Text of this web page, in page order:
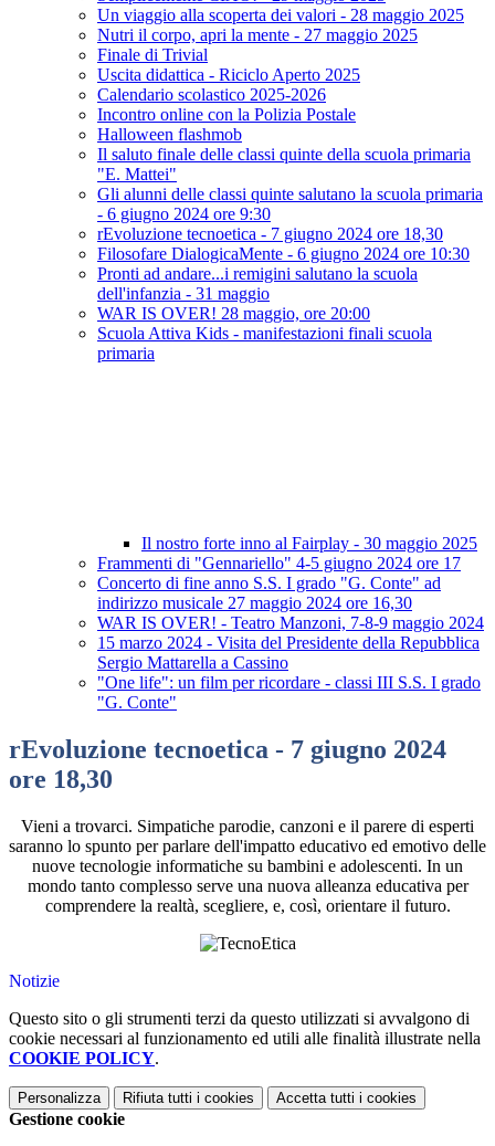
Un viaggio alla scoperta dei valori - 28 maggio 2025
Nutri il corpo, apri la mente - 27 maggio 2025
Finale di Trivial
Uscita didattica - Riciclo Aperto 2025
Calendario scolastico 2025-2026
Incontro online con la Polizia Postale
Halloween flashmob
Il saluto finale delle classi quinte della scuola primaria
"E. Mattei"
Gli alunni delle classi quinte salutano la scuola primaria
- 6 giugno 2024 ore 9:30
rEvoluzione tecnoetica - 7 giugno 2024 ore 18,30
Filosofare DialogicaMente - 6 giugno 2024 ore 10:30
Pronti ad andare...i remigini salutano la scuola
dell'infanzia - 31 maggio
WAR IS OVER! 28 maggio, ore 20:00
Scuola Attiva Kids - manifestazioni finali scuola
primaria
Il nostro forte inno al Fairplay - 30 maggio 2025
Frammenti di "Gennariello" 4-5 giugno 2024 ore 17
Concerto di fine anno S.S. I grado "G. Conte" ad
indirizzo musicale 27 maggio 2024 ore 16,30
WAR IS OVER! - Teatro Manzoni, 7-8-9 maggio 2024
15 marzo 2024 - Visita del Presidente della Repubblica
Sergio Mattarella a Cassino
"One life": un film per ricordare - classi III S.S. I grado
"G. Conte"
rEvoluzione tecnoetica - 7 giugno 2024
ore 18,30
Vieni a trovarci. Simpatiche parodie, canzoni e il parere di esperti
saranno lo spunto per parlare dell'impatto educativo ed emotivo delle
nuove tecnologie informatiche su bambini e adolescenti. In un
mondo tanto complesso serve una nuova alleanza educativa per
comprendere la realtà, scegliere, e, così, orientare il futuro.
Notizie
Questo sito o gli strumenti terzi da questo utilizzati si avvalgono di
cookie necessari al funzionamento ed utili alle finalità illustrate nella
COOKIE POLICY.
Personalizza Rifiuta tutti i cookies Accetta tutti i cookies
Gestione cookie